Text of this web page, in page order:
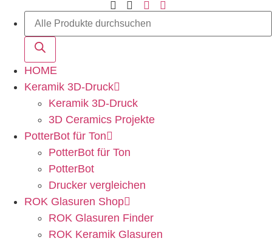
HOME
Keramik 3D-Druck
Keramik 3D-Druck
3D Ceramics Projekte
PotterBot für Ton
PotterBot für Ton
PotterBot
Drucker vergleichen
ROK Glasuren Shop
ROK Glasuren Finder
ROK Keramik Glasuren